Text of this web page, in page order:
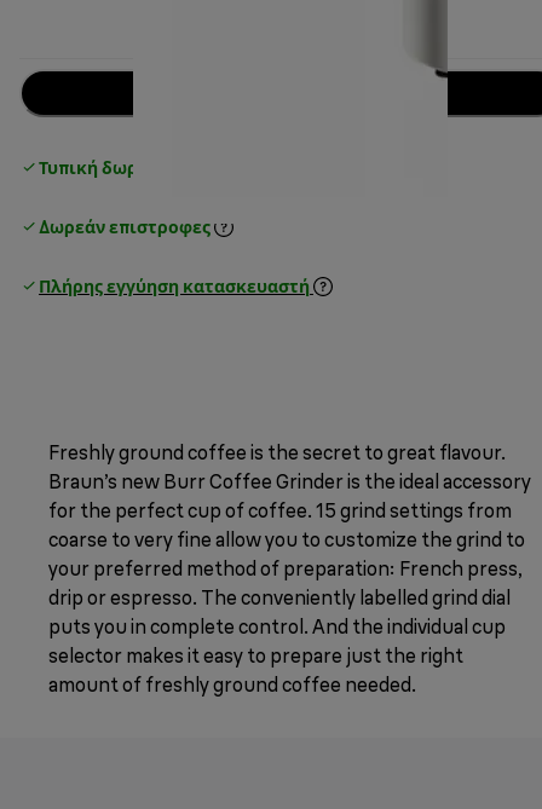
Τυπική δωρεάν παράδοση
Δωρεάν επιστροφές
Πλήρης εγγύηση κατασκευαστή
Freshly ground coffee is the secret to great flavour.
Braun’s new Burr Coffee Grinder is the ideal accessory
for the perfect cup of coffee. 15 grind settings from
coarse to very fine allow you to customize the grind to
your preferred method of preparation: French press,
drip or espresso. The conveniently labelled grind dial
puts you in complete control. And the individual cup
selector makes it easy to prepare just the right
amount of freshly ground coffee needed.